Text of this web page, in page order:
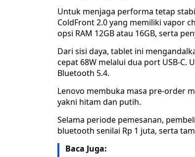
Untuk menjaga performa tetap
ColdFront 2.0 yang memiliki vapor
opsi RAM 12GB atau 16GB, serta
Dari sisi daya, tablet ini
cepat 68W melalui dua port USB-C.
Bluetooth 5.4.
Lenovo membuka masa pre-order
yakni hitam dan putih.
Selama periode pemesanan,
bluetooth senilai Rp 1 juta, serta
Baca Juga: